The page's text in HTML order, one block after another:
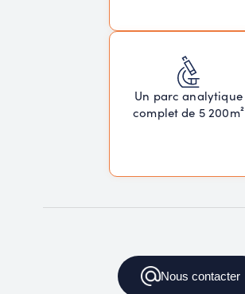
Un parc analytique
complet de 5 200m²
Nous contacter